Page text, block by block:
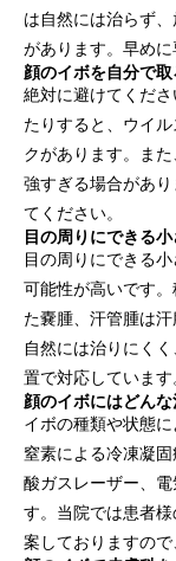
は自然には治らず
があります。早めに
顔のイボを自分で
絶対に避けてくだ
たりすると、ウイ
クがあります。ま
強すぎる場合があ
てください。
目の周りにできる
目の周りにできる
可能性が高いです
た嚢腫、汗管腫は
自然には治りにく
置で対応しています
顔のイボにはどん
イボの種類や状態
窒素による冷凍凝
酸ガスレーザー、
す。当院では患者
案しておりますので